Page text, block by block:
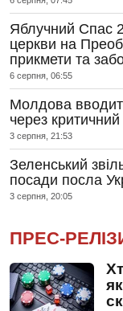
Яблучний Спас
церкви на
прикмети та
6 серпня, 06:55
Молдова
через критичний
3 серпня, 21:53
Зеленський
посади посла
3 серпня, 20:05
ПРЕС-